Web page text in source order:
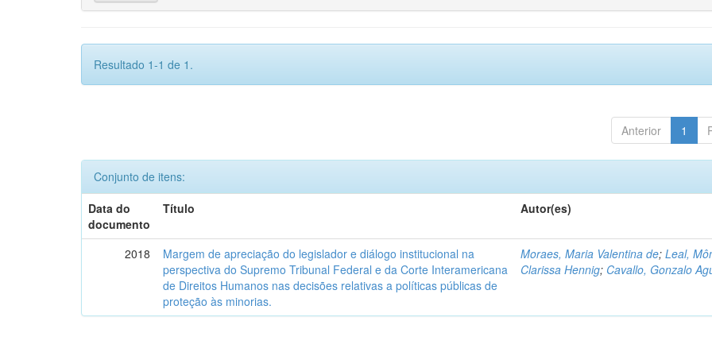
Resultado 1-1 de 1.
Anterior 1
Conjunto de itens:
Data do
documento
Título Autor(es)
2018
Margem de apreciação do legislador e diálogo institucional na
perspectiva do Supremo Tribunal Federal e da Corte Interamericana
de Direitos Humanos nas decisões relativas a políticas públicas de
proteção às minorias.
Moraes, Maria Valentina de;Leal,
Clarissa Hennig; Cavallo, Gonzalo